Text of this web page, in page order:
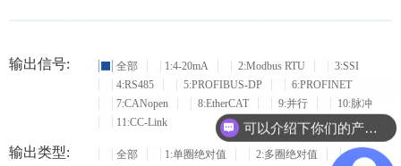
输出信号: 全部 1:4-20mA 2:Modbus RTU
3:SSI
4:RS485
5:PROFIBUS-DP
6:PROFINET
7:CANopen
8:EtherCAT 9:并行
10:脉冲
11:CC-Link
输出类型: 全部 1:单圈绝对值 2:多圈绝对值
3:增量
可以介绍下你们的产品么？
现在有优惠活动么？